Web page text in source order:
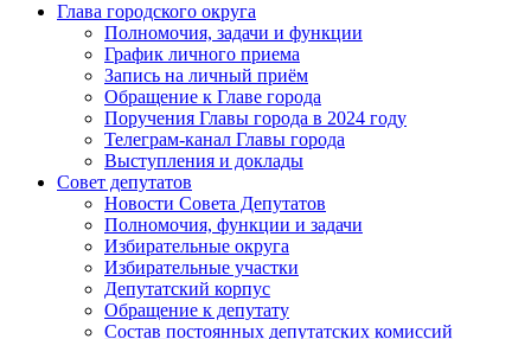
Глава городского округа
Полномочия, задачи и функции
График личного приема
Запись на личный приём
Обращение к Главе города
Поручения Главы города в 2024 году
Телеграм-канал Главы города
Выступления и доклады
Совет депутатов
Новости Совета Депутатов
Полномочия, функции и задачи
Избирательные округа
Избирательные участки
Депутатский корпус
Обращение к депутату
Состав постоянных депутатских комиссий